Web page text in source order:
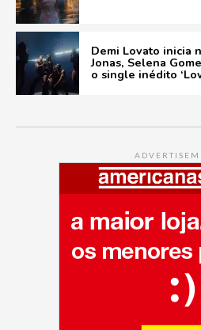
Demi Lovato inicia
Jonas, Selena
o single inédito